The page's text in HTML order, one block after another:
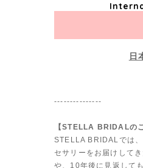
日
---------------
【STELLA BRIDALの
STELLA BRIDALでは
セサリーをお届けして
や、10年後に見返して